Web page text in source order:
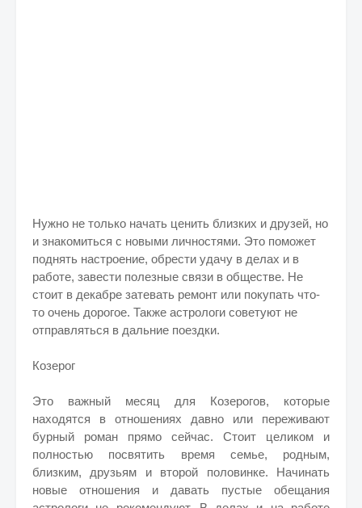
Нужно не только начать ценить близких и друзей, но
и знакомиться с новыми личностями. Это поможет
поднять настроение, обрести удачу в делах и в
работе, завести полезные связи в обществе. Не
стоит в декабре затевать ремонт или покупать что-
то очень дорогое. Также астрологи советуют не
отправляться в дальние поездки.
Козерог
Это важный месяц для Козерогов, которые
находятся в отношениях давно или переживают
бурный роман прямо сейчас. Стоит целиком и
полностью посвятить время семье, родным,
близким, друзьям и второй половинке. Начинать
новые отношения и давать пустые обещания